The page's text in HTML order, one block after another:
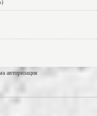
авторизация